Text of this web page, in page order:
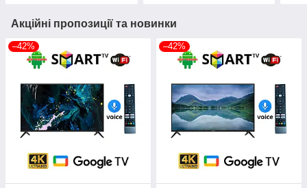
Акційні пропозиції та новинки
–42% –42%